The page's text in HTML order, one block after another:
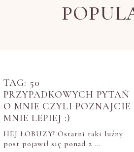
TAG: 50
PRZYPADKOWYCH PYTAŃ
O MNIE CZYLI POZNAJCIE
MNIE LEPIEJ :)
HEJ ŁOBUZY! Ostatni taki luźny
post pojawił się ponad 2 …